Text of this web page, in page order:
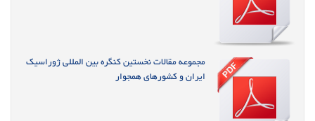
مجموعه مقالات نخستین کنگره بین المللی ژوراسیک
ایران و کشورهای همجوار